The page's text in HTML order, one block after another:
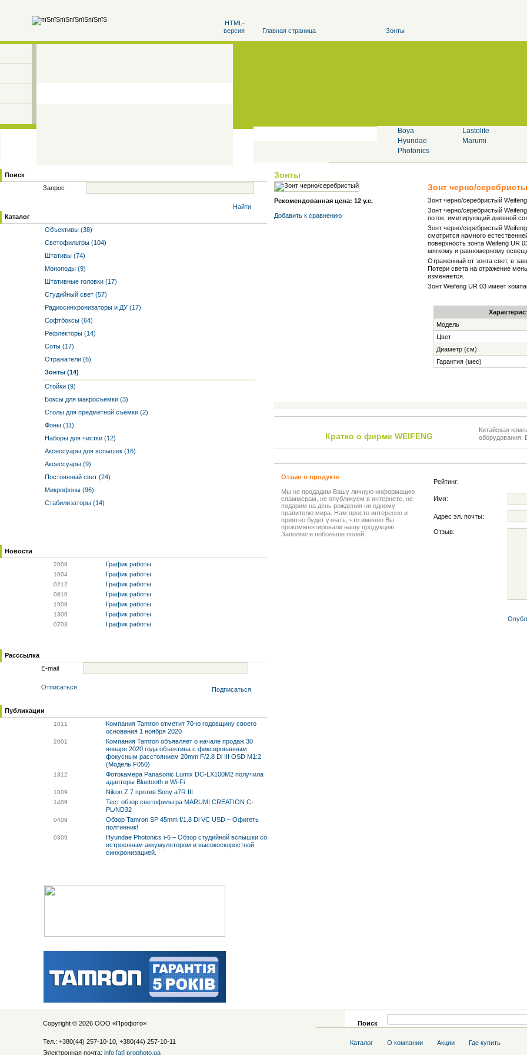
HTML-
версия
Главная страница Зонты
Boya
Hyundae
Photonics
Lastolite
Marumi
Поиск
Запрос
Найти
Каталог
Объективы (38)
Светофильтры (104)
Штативы (74)
Моноподы (9)
Штативные головки (17)
Студийный свет (57)
Радиосинхронизаторы и ДУ (17)
Софтбоксы (64)
Рефлекторы (14)
Соты (17)
Отражатели (6)
Зонты (14)
Стойки (9)
Боксы для макросъемки (3)
Столы для предметной съемки (2)
Фоны (11)
Наборы для чистки (12)
Аксессуары для вспышек (16)
Аксессуары (9)
Постоянный свет (24)
Микрофоны (96)
Стабилизаторы (14)
Новости
2008 График работы
1004 График работы
0212 График работы
0810 График работы
1908 График работы
1306 График работы
0703 График работы
Расссылка
E-mail
Отписаться Подписаться
Публикации
1011
Компания Tamron отметит 70-ю годовщину своего
основания 1 ноября 2020
2001
Компания Tamron объявляет о начале продаж 30
января 2020 года объектива с фиксированным
фокусным расстоянием 20mm F/2.8 Di III OSD M1:2
(Модель F050)
1312
Фотокамера Panasonic Lumix DC-LX100M2 получила
адаптеры Bluetooth и Wi-Fi
1009 Nikon Z 7 против Sony a7R III.
1409
Тест обзор светофильтра MARUMI CREATION C-
PL/ND32
0409
Обзор Tamron SP 45mm f/1.8 Di VC USD – Офигеть
полтинник!
0309
Hyundae Photonics i-6 – Обзор студийной вспышки со
встроенным аккумулятором и высокоскоростной
синхронизацией.
Зонты
Рекомендованная цена: 12 у.е.
Добавить к cравнению
Зонт черно/
Зонт черно/серебристый
Зонт черно/серебристый
поток, имитирующий дневной
Зонт черно/серебристый
смотрится намного
поверхность зонта Weifeng UR
мягкому и равномерному
Отраженный от зонта свет, в
Потери света на отражение
изменяется.
Зонт Weifeng UR 03 имеет
Модель
Цвет
Диаметр (см)
Гарантия (мес)
Кратко о фирме WEIFENG
Китайская
оборудования.
Отзыв о продукте
Мы не продадим Вашу личную информацию
спаммерам, не опубликуем в интернете, не
подарим на день рождения ни одному
правителю мира. Нам просто интересно и
приятно будет узнать, что именно Вы
прокомментировали нашу продукцию.
Заполните побольше полей.
Рейтинг:
Имя:
Адрес эл. почты:
Отзыв:
Copyright © 2026 ООО «Профото»
Тел.: +380(44) 257-10-10, +380(44) 257-10-11
Электронная почта: info [at] prophoto.ua
Поиск
Каталог О компании Акции Где купить